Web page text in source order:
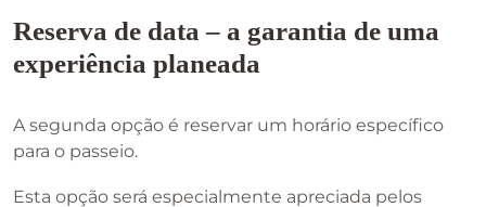
Reserva de data – a garantia de uma
experiência planeada
A segunda opção é reservar um horário específico
para o passeio.
Esta opção será especialmente apreciada pelos